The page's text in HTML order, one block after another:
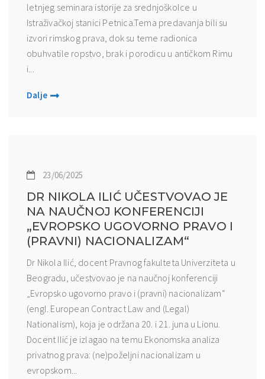
letnjeg seminara istorije za srednjoškolce u
Istraživačkoj stanici Petnica.Tema predavanja bili su
izvori rimskog prava, dok su teme radionica
obuhvatile ropstvo, brak i porodicu u antičkom Rimu
i...
Dalje
23/06/2025
DR NIKOLA ILIĆ UČESTVOVAO JE
NA NAUČNOJ KONFERENCIJI
„EVROPSKO UGOVORNO PRAVO I
(PRAVNI) NACIONALIZAM“
Dr Nikola Ilić, docent Pravnog fakulteta Univerziteta u
Beogradu, učestvovao je na naučnoj konferenciji
„Evropsko ugovorno pravo i (pravni) nacionalizam“
(engl. European Contract Law and (Legal)
Nationalism), koja je održana 20. i 21. juna u Lionu.
Docent Ilić je izlagao na temu Ekonomska analiza
privatnog prava: (ne)poželjni nacionalizam u
evropskom...